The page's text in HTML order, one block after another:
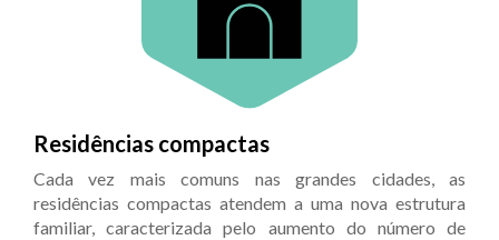
Residências compactas
Cada vez mais comuns nas grandes cidades, as
residências compactas atendem a uma nova estrutura
familiar, caracterizada pelo aumento do número de